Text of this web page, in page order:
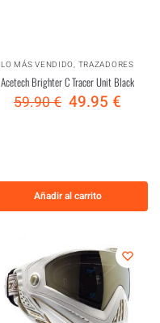
LO MÁS VENDIDO, TRAZADORES
Acetech Brighter C Tracer Unit Black
59.90€ 49.95 €
Añadir al carrito